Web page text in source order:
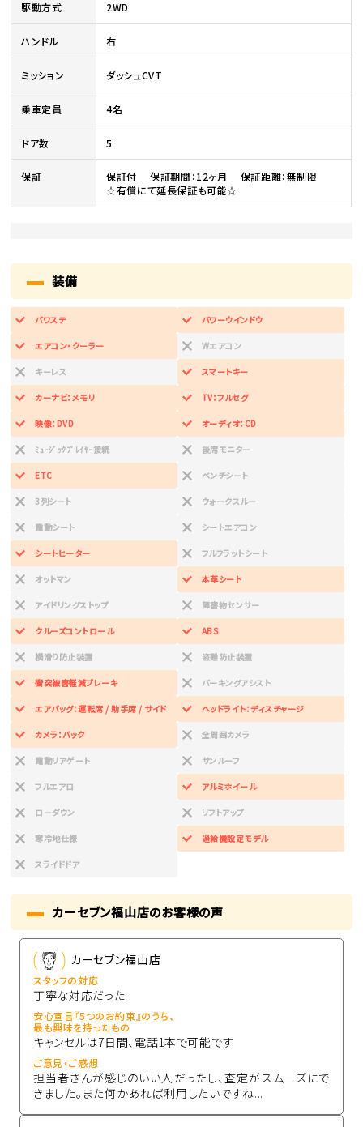
駆動方式 2WD
ハンドル 右
ミッション ダッシュCVT
乗車定員 4名
ドア数 5
保証
保証付 保証期間：12ヶ月 保証距離：無制限
☆有償にて延長保証も可能☆
装備
パワステ パワーウインドウ
エアコン・クーラー Wエアコン
キーレス スマートキー
カーナビ：メモリ TV：フルセグ
映像：DVD オーディオ：CD
ﾐｭｰｼﾞｯｸﾌﾟﾚｲﾔｰ接続 後席モニター
ETC ベンチシート
3列シート ウォークスルー
電動シート シートエアコン
シートヒーター フルフラットシート
オットマン 本革シート
アイドリングストップ 障害物センサー
クルーズコントロール ABS
横滑り防止装置 盗難防止装置
衝突被害軽減ブレーキ パーキングアシスト
エアバッグ：運転席 / 助手席 / サイド ヘッドライト：ディスチャージ
カメラ：バック 全周囲カメラ
電動リアゲート サンルーフ
フルエアロ アルミホイール
ローダウン リフトアップ
寒冷地仕様 過給機設定モデル
スライドドア
カーセブン福山店のお客様の声
カーセブン福山店
スタッフの対応
丁寧な対応だった
安心宣言『5つのお約束』のうち、
最も興味を持ったもの
キャンセルは7日間、電話1本で可能です
ご意見・ご感想
担当者さんが感じのいい人だったし、査定がスムーズにで
きました。また何かあれば利用したいですね...